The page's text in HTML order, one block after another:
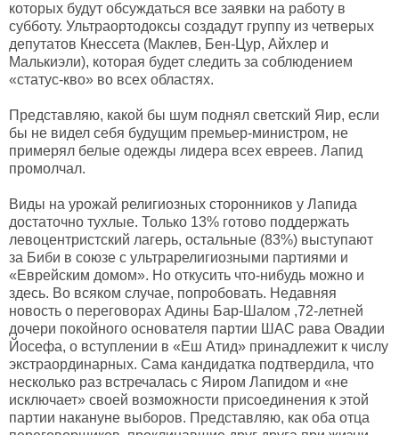
которых будут обсуждаться все заявки на работу в
субботу. Ультраортодоксы создадут группу из четверых
депутатов Кнессета (Маклев, Бен-Цур, Айхлер и
Малькиэли), которая будет следить за соблюдением
«статус-кво» во всех областях.
Представляю, какой бы шум поднял светский Яир, если
бы не видел себя будущим премьер-министром, не
примерял белые одежды лидера всех евреев. Лапид
промолчал.
Виды на урожай религиозных сторонников у Лапида
достаточно тухлые. Только 13% готово поддержать
левоцентристский лагерь, остальные (83%) выступают
за Биби в союзе с ультрарелигиозными партиями и
«Еврейским домом». Но откусить что-нибудь можно и
здесь. Во всяком случае, попробовать. Недавняя
новость о переговорах Адины Бар-Шалом ,72-летней
дочери покойного основателя партии ШАС рава Овадии
Йосефа, о вступлении в «Еш Атид» принадлежит к числу
экстраординарных. Сама кандидатка подтвердила, что
несколько раз встречалась с Яиром Лапидом и «не
исключает» своей возможности присоединения к этой
партии накануне выборов. Представляю, как оба отца